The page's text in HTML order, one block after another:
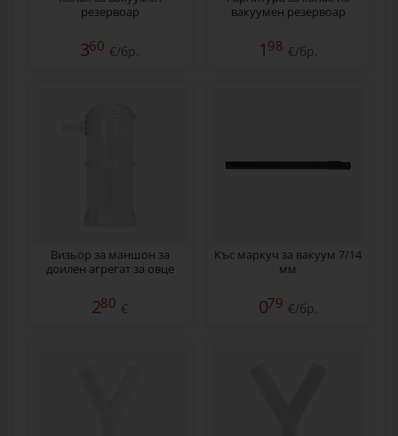
резервоар
360 €/бр.
вакуумен резервоар
1 98 €/бр.
Визьор за маншон за
доилен агрегат за овце
280 €
Къс маркуч за вакуум 7/14
мм
079 €/бр.